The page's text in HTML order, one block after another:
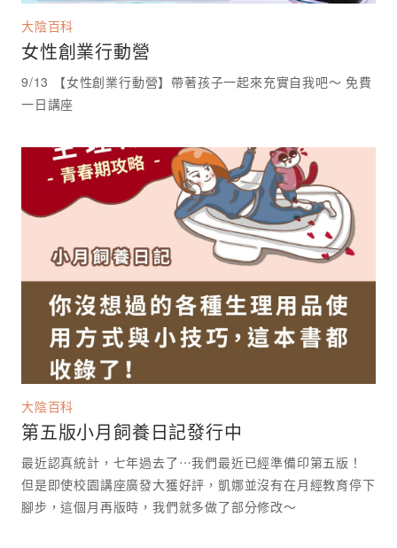
大陰百科
女性創業行動營
9/13 【女性創業行動營】帶著孩子一起來充實自我吧～ 免費
大陰百科
第五版小月飼養日記發行中
最近認真統計，七年過去了⋯我們最近已經準備印第五版！
但是即使校園講座廣發大獲好評，凱娜並沒有在月經教育停下
腳步，這個月再版時，我們就多做了部分修改～